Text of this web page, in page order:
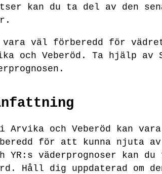
kan du ta del av den
väl förberedd för
och Veberöd. Ta hjälp av
i Arvika och Veberöd kan
för att kunna njuta av
YR:s väderprognoser kan
Håll dig uppdaterad om